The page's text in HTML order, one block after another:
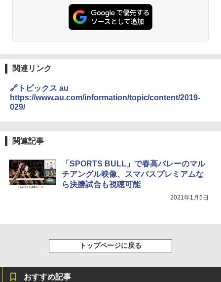
関連リンク
🔗トピックス au
https://www.au.com/information/topic/content/2019-
029/
関連記事
「SPORTS BULL」で春高バレーのマル
チアングル映像、スマパスプレミアムな
ら決勝試合も視聴可能
2021年1月5日
トップページに戻る
おすすめ記事